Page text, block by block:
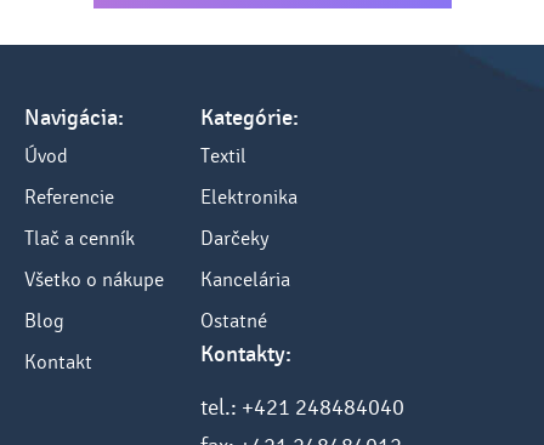
Navigácia:
Úvod
Referencie
Tlač a cenník
Všetko o nákupe
Blog
Kontakt
Kategórie:
Textil
Elektronika
Darčeky
Kancelária
Ostatné
Kontakty:
tel.: +421 248484040